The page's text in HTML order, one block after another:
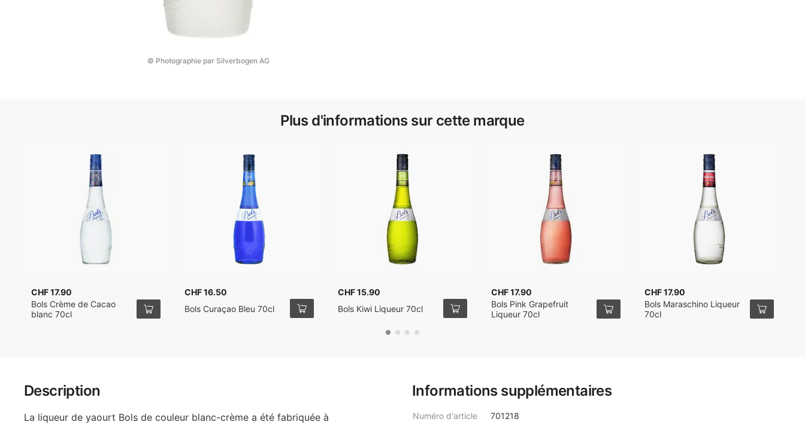
© Photographie par Silverbogen AG
Description
La liqueur de yaourt Bols de couleur blanc-crème a été fabriquée à
Informations supplémentaires
Numéro d'article 701218
Plus d'informations sur cette marque
CHF 17.90
Bols Crème de Cacao
blanc 70cl
CHF 16.50
Bols Curaçao Bleu 70cl
CHF 15.90
Bols Kiwi Liqueur 70cl
CHF 17.90
Bols Pink Grapefruit
Liqueur 70cl
CHF 17.90
Bols Maraschino Liqueur
70cl